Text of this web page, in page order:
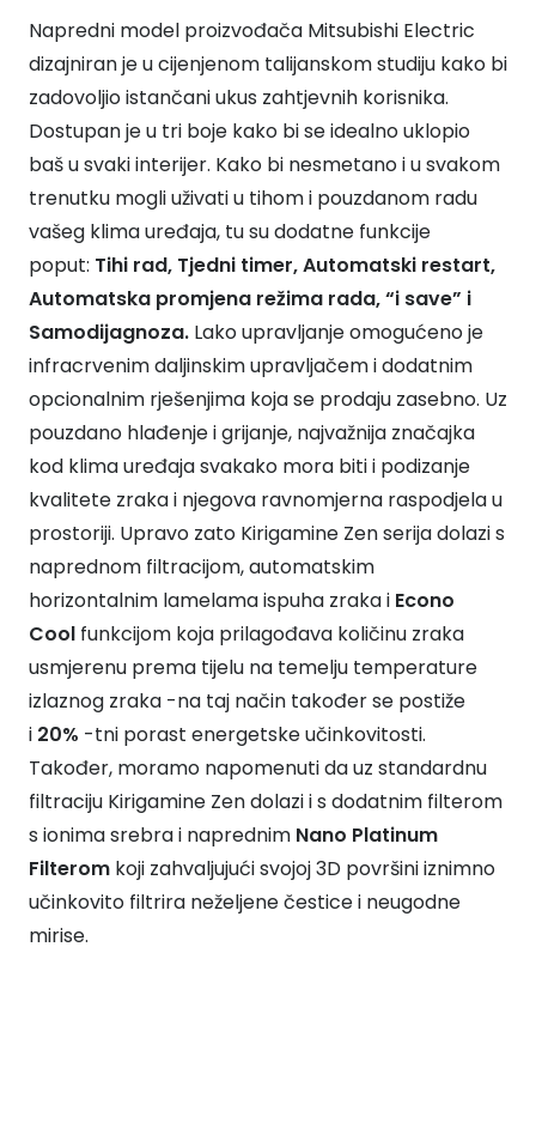
Napredni model proizvođača Mitsubishi Electric
dizajniran je u cijenjenom talijanskom studiju kako bi
zadovoljio istančani ukus zahtjevnih korisnika.
Dostupan je u tri boje kako bi se idealno uklopio
baš u svaki interijer. Kako bi nesmetano i u svakom
trenutku mogli uživati u tihom i pouzdanom radu
vašeg klima uređaja, tu su dodatne funkcije
poput: Tihi rad, Tjedni timer, Automatski restart,
Automatska promjena režima rada, “i save” i
Samodijagnoza. Lako upravljanje omogućeno je
infracrvenim daljinskim upravljačem i dodatnim
opcionalnim rješenjima koja se prodaju zasebno. Uz
pouzdano hlađenje i grijanje, najvažnija značajka
kod klima uređaja svakako mora biti i podizanje
kvalitete zraka i njegova ravnomjerna raspodjela u
prostoriji. Upravo zato Kirigamine Zen serija dolazi s
naprednom filtracijom, automatskim
horizontalnim lamelama ispuha zraka i Econo
Cool funkcijom koja prilagođava količinu zraka
usmjerenu prema tijelu na temelju temperature
izlaznog zraka -na taj način također se postiže
i 20% -tni porast energetske učinkovitosti.
Također, moramo napomenuti da uz standardnu
filtraciju Kirigamine Zen dolazi i s dodatnim filterom
s ionima srebra i naprednim Nano Platinum
Filterom koji zahvaljujući svojoj 3D površini iznimno
učinkovito filtrira neželjene čestice i neugodne
mirise.